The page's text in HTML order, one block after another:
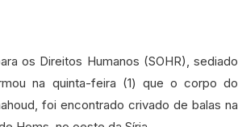
os Direitos Humanos (SOHR), sediado
na quinta-feira (1) que o corpo do
foi encontrado crivado de balas na